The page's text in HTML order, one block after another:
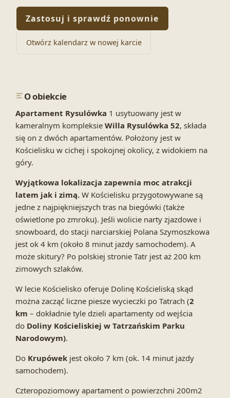
Zastosuj i sprawdź ponownie
Otwórz kalendarz w nowej karcie
O obiekcie
Apartament Rysulówka 1 usytuowany jest w
kameralnym kompleksieWilla Rysulówka 52, składa
się on z dwóch apartamentów. Położony jest w
Kościelisku w cichej i spokojnej okolicy, z widokiem na
góry.
Wyjątkowa lokalizacja zapewnia moc atrakcji
latem jak i zimą.W Kościelisku przygotowywane są
jedne z najpiękniejszych tras na biegówki (także
oświetlone po zmroku). Jeśli wolicie narty zjazdowe i
snowboard, do stacji narciarskiej Polana Szymoszkowa
jest ok 4 km (około 8 minut jazdy samochodem). A
może skitury? Po polskiej stronie Tatr jest aż 200 km
zimowych szlaków.
W lecie Kościelisko oferuje Dolinę Kościeliską skąd
można zacząć liczne piesze wycieczki po Tatrach (2
km – dokładnie tyle dzieli apartamenty od wejścia
do Doliny Kościeliskiej w Tatrzańskim Parku
Narodowym).
Do Krupówek jest około 7 km (ok. 14 minut jazdy
samochodem).
Czteropoziomowy apartament o powierzchni 200m2